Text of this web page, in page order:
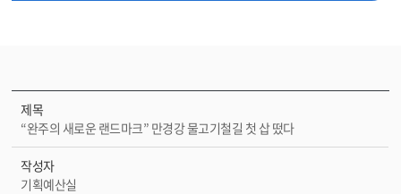
제목
“완주의 새로운 랜드마크” 만경강 물고기철길 첫 삽 떴다
작성자
기획예산실